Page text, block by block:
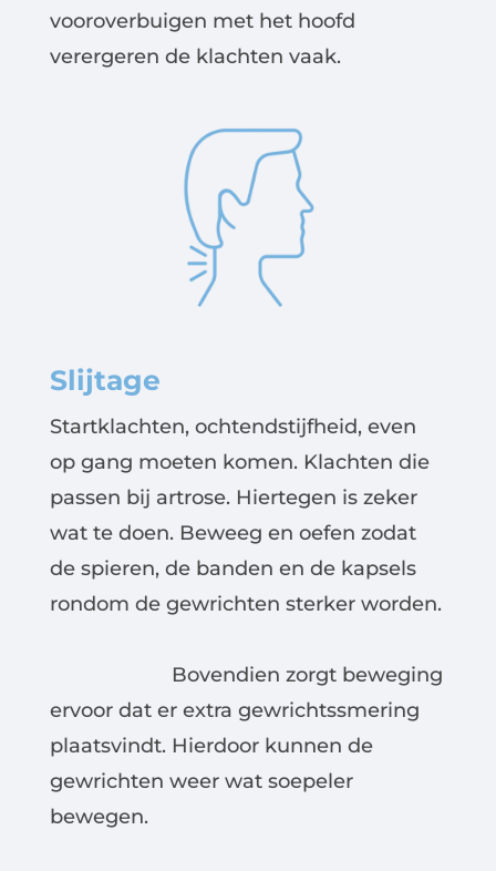
vooroverbuigen met het hoofd
verergeren de klachten vaak.
Slijtage
Startklachten, ochtendstijfheid, even
op gang moeten komen. Klachten die
passen bij artrose. Hiertegen is zeker
wat te doen. Beweeg en oefen zodat
de spieren, de banden en de kapsels
rondom de gewrichten sterker worden.
Bovendien zorgt beweging
ervoor dat er extra gewrichtssmering
plaatsvindt. Hierdoor kunnen de
gewrichten weer wat soepeler
bewegen.